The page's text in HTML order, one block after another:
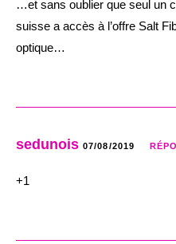
…et sans oublier que seul un
suisse a accès à l’offre Salt
optique…
sedunois 07/08/2019
+1